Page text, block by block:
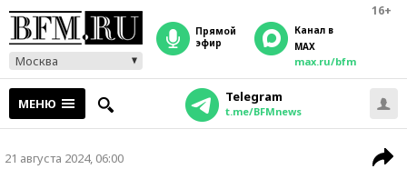
16+
Москва
прямой
эфир
Канал в
MAX
max.ru/bfm
МЕНЮ Telegram
t.me/BFMnews
21 августа 2024, 06:00